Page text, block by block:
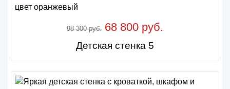
98 300 руб. 68 800 руб.
Детская стенка 5